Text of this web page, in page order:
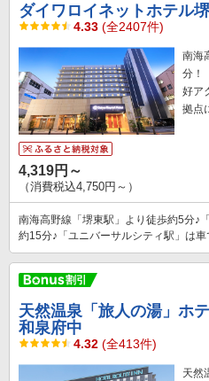
ダイワロイネットホテル
4.33 (全2407件)
南海
分！
好ア
拠点
4,319円～
（消費税込4,750円～）
南海高野線「堺東駅」より徒歩約5分♪
約15分♪「ユニバーサルシティ駅」は
天然温泉「旅人の湯」ホ
和泉府中
4.32 (全413件)
天然